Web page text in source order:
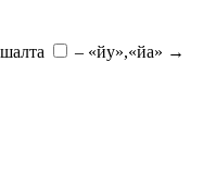
– «йу»,«йа» →